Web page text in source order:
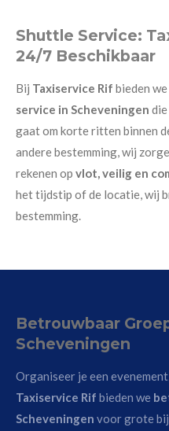
Shuttle Service:
24/7 Beschikbaar
Bij Taxiservice Rif bieden
service in Scheveningen
gaat om korte ritten binnen
andere bestemming, wij
rekenen op vlot, veilig en
het tijdstip of de locatie, wij
bestemming.
Betrouwbaar
Scheveningen
Organiseer je een
Taxiservice Rif bieden we
Scheveningen voor grote